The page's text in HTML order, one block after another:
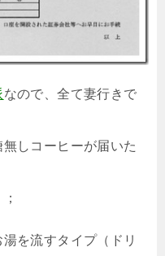
なので、全て妻行きで
しコーヒーが届いた
を流すタイプ（ドリ